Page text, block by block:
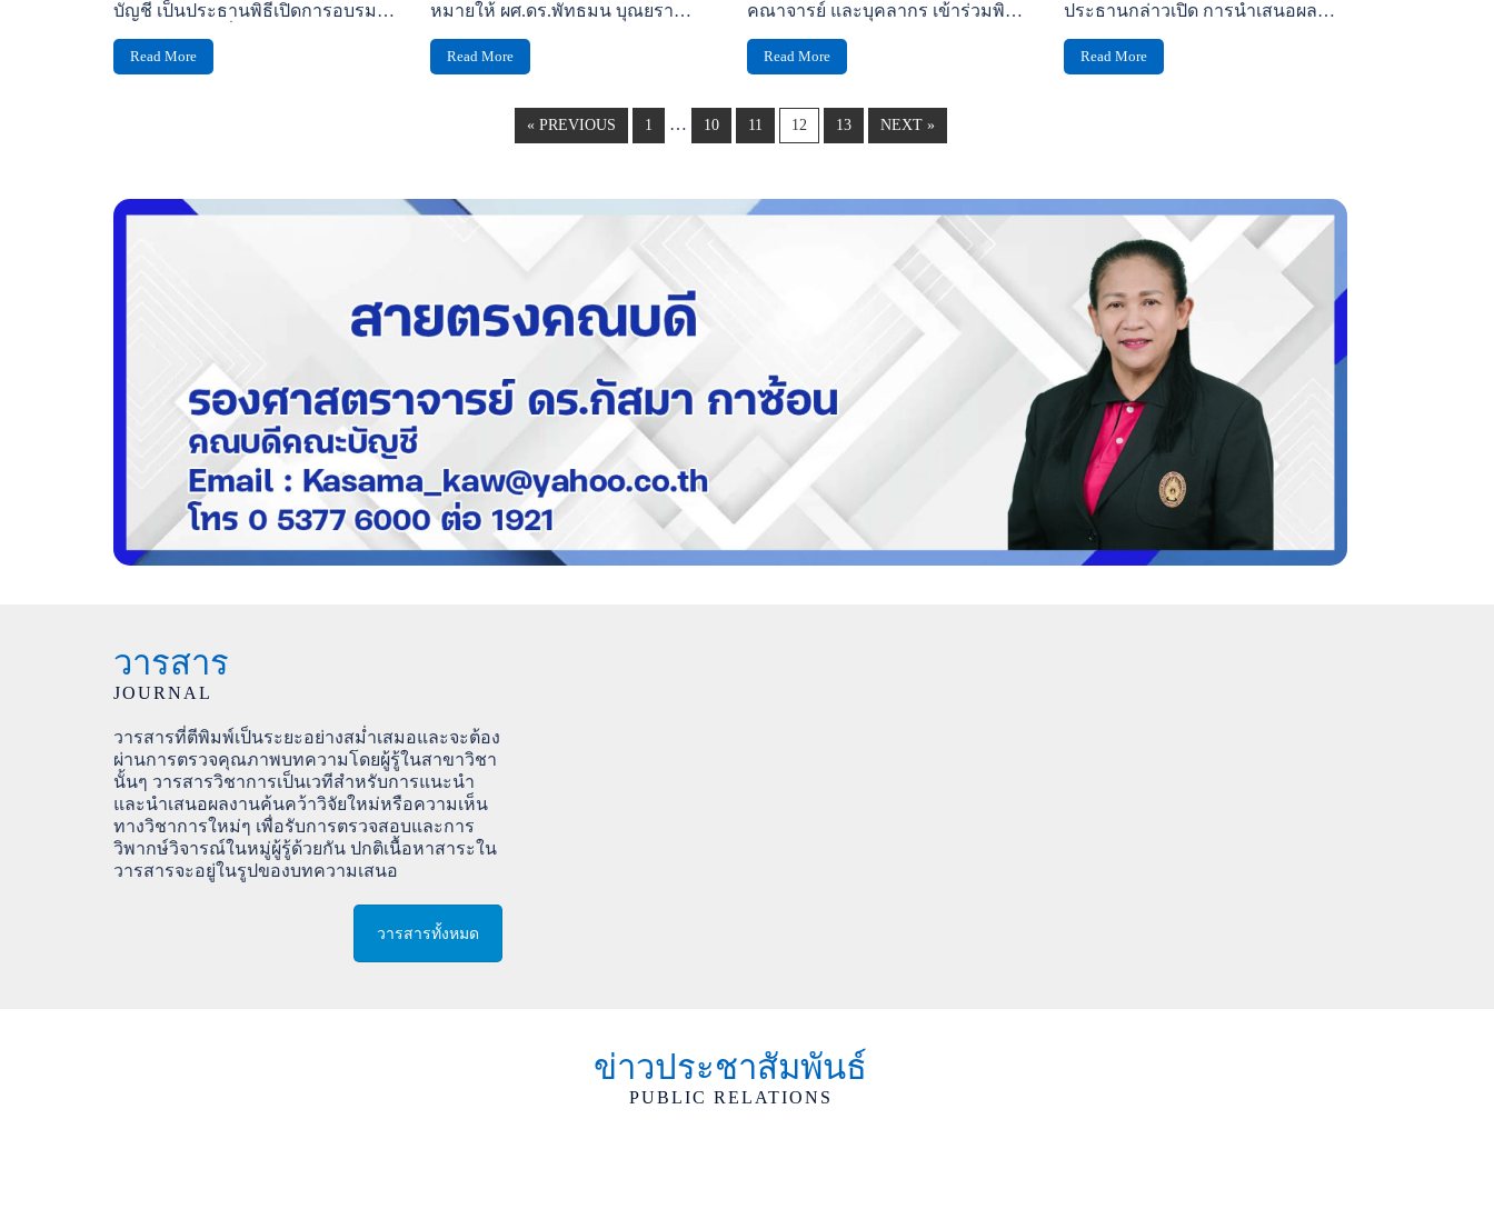
บัญชี เป็นประธานพิธีเปิดการอบรม
การเป็นผู้ประกอบการให้กับนักศึกษา
ชั้นปีที่ 3-4 คณะบัญชี...
Read More
หมายให้ ผศ.ดร.พัทธมน บุณยรา
Read More
คณาจารย์ และบุคลากร เข้าร่วมพิธี
Read More
ประธานกล่าวเปิด การนำเสนอผล
โอน)...
Read More
« PREVIOUS 1 … 10 11 12 13 NEXT »
วารสาร
JOURNAL
วารสารที่ตีพิมพ์เป็นระยะอย่างสม่ำเสมอและจะต้อง
ผ่านการตรวจคุณภาพบทความโดยผู้รู้ในสาขาวิชา
นั้นๆ วารสารวิชาการเป็นเวทีสำหรับการแนะนำ
และนำเสนอผลงานค้นคว้าวิจัยใหม่หรือความเห็น
ทางวิชาการใหม่ๆ เพื่อรับการตรวจสอบและการ
วิพากษ์วิจารณ์ในหมู่ผู้รู้ด้วยกัน ปกติเนื้อหาสาระใน
วารสารจะอยู่ในรูปของบทความเสนอ
วารสารทั้งหมด
ข่าวประชาสัมพันธ์
PUBLIC RELATIONS